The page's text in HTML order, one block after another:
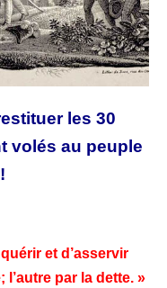
les 30
volés au peuple
et d’asservir
l’autre par la dette. »